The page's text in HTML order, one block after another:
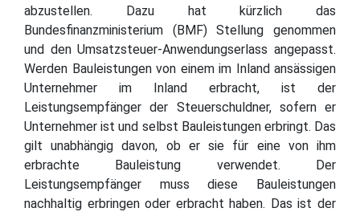
abzustellen. Dazu hat kürzlich das
Bundesfinanzministerium (BMF) Stellung genommen
und den Umsatzsteuer-Anwendungserlass angepasst.
Werden Bauleistungen von einem im Inland ansässigen
Unternehmer im Inland erbracht, ist der
Leistungsempfänger der Steuerschuldner, sofern er
Unternehmer ist und selbst Bauleistungen erbringt. Das
gilt unabhängig davon, ob er sie für eine von ihm
erbrachte Bauleistung verwendet. Der
Leistungsempfänger muss diese Bauleistungen
nachhaltig erbringen oder erbracht haben. Das ist der